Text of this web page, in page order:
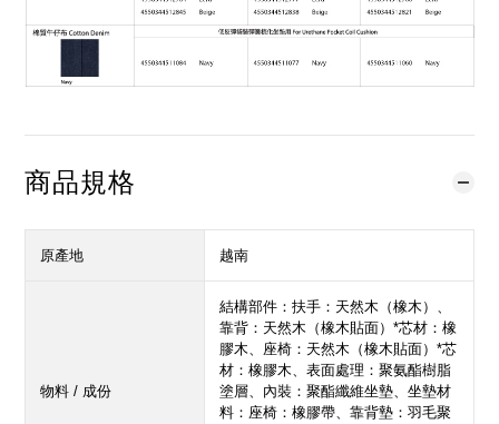
商品規格
原產地 越南
物料 / 成份
結構部件：扶手：天然木（橡木）、
靠背：天然木（橡木貼面）*芯材：橡
膠木、座椅：天然木（橡木貼面）*芯
材：橡膠木、表面處理：聚氨酯樹脂
塗層、內裝：聚酯纖維坐墊、坐墊材
料：座椅：橡膠帶、靠背墊：羽毛聚